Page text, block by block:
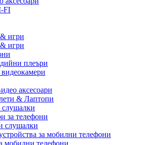
FI
игри
игри
плеъри
аксесоари
& Лаптопи
слушалки
за телефони
слушалки
за мобилни телефони